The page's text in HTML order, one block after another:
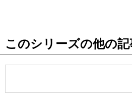
公式SNS
このシリーズの他の